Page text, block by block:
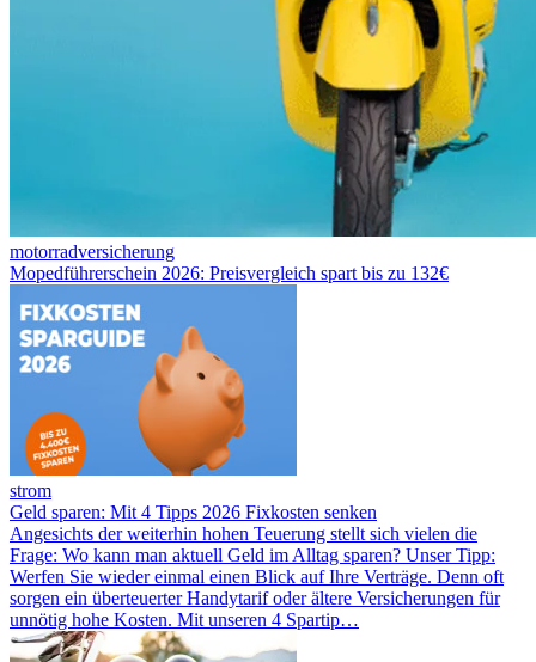
motorradversicherung
Mopedführerschein 2026: Preisvergleich spart bis zu 132€
strom
Geld sparen: Mit 4 Tipps 2026 Fixkosten senken
Angesichts der weiterhin hohen Teuerung stellt sich vielen die
Frage: Wo kann man aktuell Geld im Alltag sparen? Unser Tipp:
Werfen Sie wieder einmal einen Blick auf Ihre Verträge. Denn oft
sorgen ein überteuerter Handytarif oder ältere Versicherungen für
unnötig hohe Kosten. Mit unseren 4 Spartip…